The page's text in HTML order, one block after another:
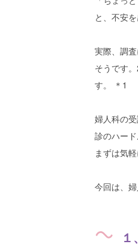
と、不安
実際、調
そうです
す。 ＊1
婦人科の
診のハー
まずは気
今回は、